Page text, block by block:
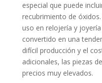
especial que puede
recubrimiento de
uso en relojería y
convertido en una
difícil producción y el
adicionales, las piezas
precios muy elevados.